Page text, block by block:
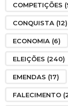
COMPETIÇÕES
CONQUISTA (12)
ECONOMIA (6)
ELEIÇÕES (240)
EMENDAS (17)
FALECIMENTO